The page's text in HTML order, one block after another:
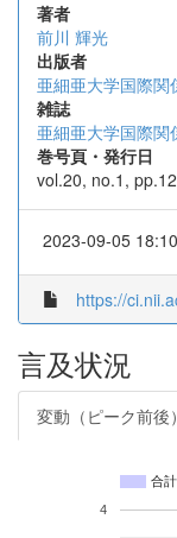
著者
前川 輝光
出版者
亜細亜大学国際関
雑誌
亜細亜大学国際関
巻号頁・発行日
vol.20, no.1,
2023-09-05
https://
言及状況
変動（ピーク前後）
合計
4